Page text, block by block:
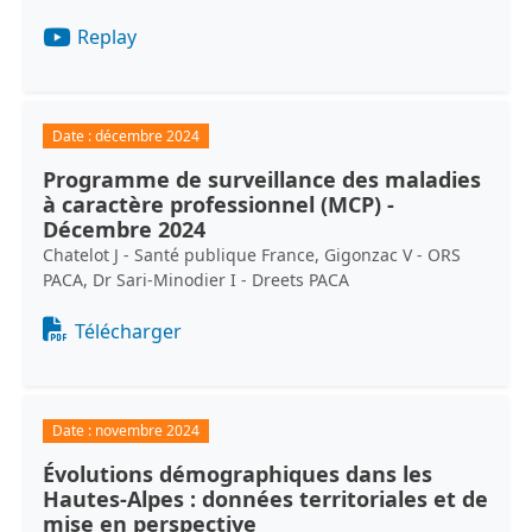
Replay
Date :décembre 2024
Programme de surveillance des maladies
à caractère professionnel (MCP) -
Décembre 2024
Chatelot J - Santé publique France, Gigonzac V - ORS
PACA, Dr Sari-Minodier I - Dreets PACA
Document
Télécharger
Date : novembre 2024
Évolutions démographiques dans les
Hautes-Alpes : données territoriales et de
mise en perspective